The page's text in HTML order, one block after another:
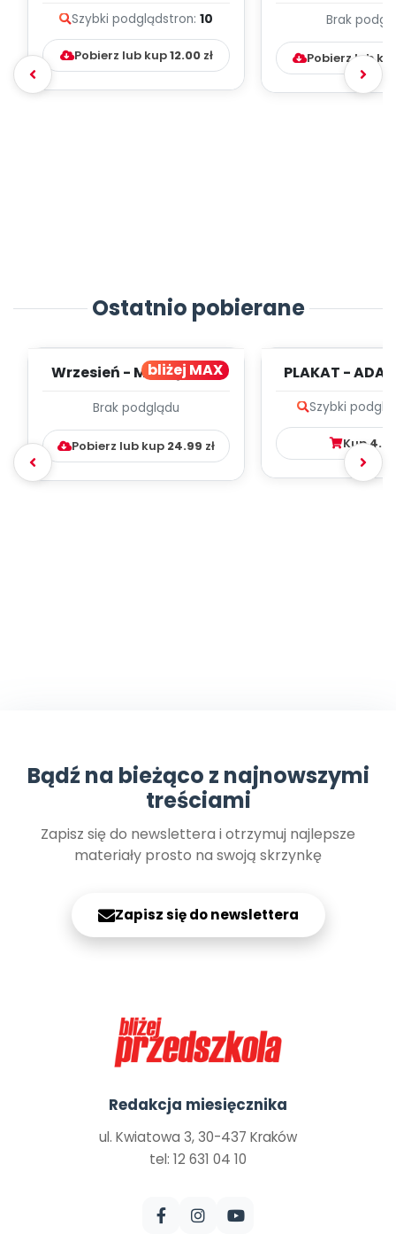
Szybki podglądstron: 10
Pobierz lub kup12.00zł
Brak
Pobierz lub
Ostatnio pobierane
bliżej MAX
Wrzesień - MIESIĘCZNY
WYCHOWAWCZO –
DYDAKTYC...
Brak podglądu
Pobierz lub kup 24.99 zł
PLAKAT -
Szybki
Kup
Bądź na bieżąco z najnowszymi
treściami
Zapisz się do newslettera i otrzymuj najlepsze
materiały prosto na swoją skrzynkę
Zapisz się do newslettera
Redakcja miesięcznika
ul. Kwiatowa 3, 30-437 Kraków
tel: 12 631 04 10